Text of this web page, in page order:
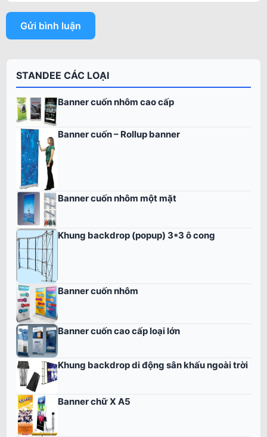
STANDEE CÁC LOẠI
Banner cuốn nhôm cao cấp
Banner cuốn – Rollup banner
Banner cuốn nhôm một mặt
Khung backdrop (popup) 3*3 ô cong
Banner cuốn nhôm
Banner cuốn cao cấp loại lớn
Khung backdrop di động sân khấu ngoài trời
Banner chữ X A5